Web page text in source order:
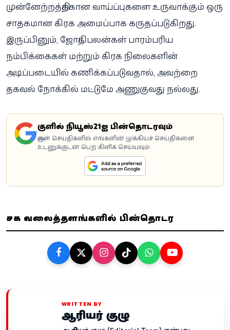
முன்னேற்றத்திற்கான வாய்ப்புகளை உருவாக்கும் ஒரு
சாதகமான கிரக அமைப்பாக கருதப்படுகிறது.
இருப்பினும், ஜோதிட பலன்கள் பாரம்பரிய
நம்பிக்கைகள் மற்றும் கிரக நிலைகளின்
அடிப்படையில் கணிக்கப்படுவதால், அவற்றை
தகவல் நோக்கில் மட்டுமே அணுகுவது நல்லது.
கூகுளில் நியூஸ்21ஐ பின்தொடரவும்
கூகுள் செய்திகளில் எங்களின் முக்கியச் செய்திகளை
உடனுக்குடன் பெற கிளிக் செய்யவும்.
சமூக வலைத்தளங்களில் பின்தொடர
WRITTEN BY
ஆசிரியர் குழு